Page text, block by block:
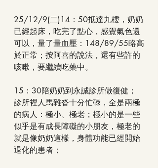
25/12/9(二)14：50抵達九樓，奶奶
已經起床，吃完了點心，感覺氣色還
可以，量了量血壓：148/89/55略高
於正常；按阿喜的說法，還有些許的
咳嗽，要繼續吃藥中。
15：30陪奶奶到永誠診所做復健；
診所裡人馬雜沓十分忙碌，全是兩極
的病人：極小、極老；極小的是一些
似乎是有成長障礙的小朋友，極老的
就是像奶奶這樣，身體功能已經開始
退化的患者；